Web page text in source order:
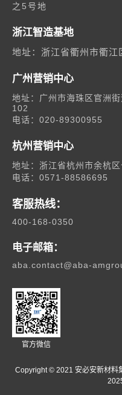
03
之5号地
浙江智造基地
地址：浙江省衢州市衢江
广州营销中心
地址：广州市海珠区官洲
102
电话：020-89300955
杭州营销中心
地址：浙江省杭州市余杭
电话：0571-88586695
客服热线：
400-168-0350
电子邮箱：
aba.contact@aba-
官方微信
Copyright © 2021 安必安新材